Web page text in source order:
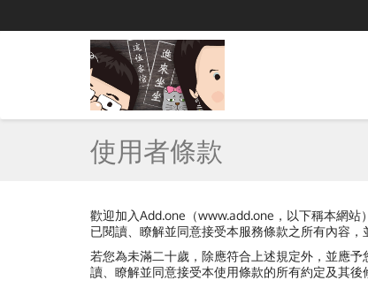
使用者條款
歡迎加入Add.one（www.add.one，以下稱本網
已閱讀、瞭解並同意接受本服務條款之所有內容
若您為未滿二十歲，除應符合上述規定外，並應
讀、瞭解並同意接受本使用條款的所有約定及其後